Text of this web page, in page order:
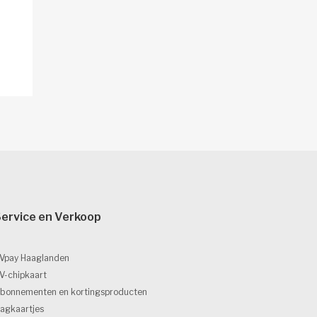
en Verkoop
Haaglanden
chipkaart
en kortingsproducten